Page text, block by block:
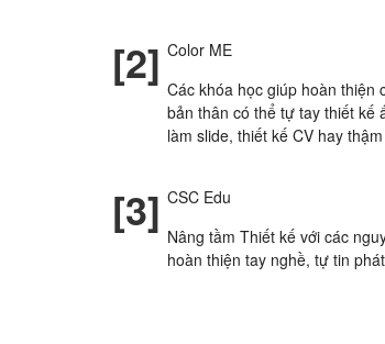
[2] Color ME
Các khóa học giúp hoàn thiện
bản thân có thể tự tay thiết kế
làm slide, thiết kế CV hay
[3] CSC Edu
Nâng tầm Thiết kế với các
hoàn thiện tay nghề, tự tin